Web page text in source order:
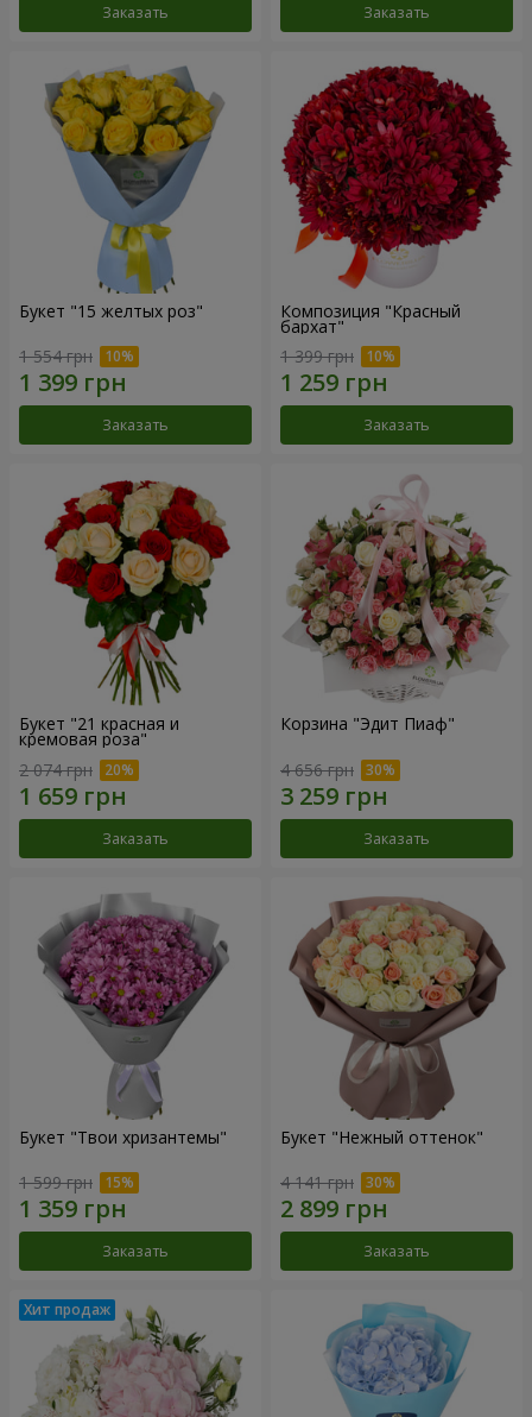
Заказать Заказать
Букет "15 желтых роз"
1 554 грн
Заказать
Композиция "Красный
бархат"
1 399 грн
Заказать
Букет "21 красная и
кремовая роза"
2 074 грн
Заказать
Корзина "Эдит Пиаф"
4 656 грн
Заказать
Букет "Твои хризантемы"
1 599 грн
Заказать
Букет "Нежный оттенок"
4 141 грн
Заказать